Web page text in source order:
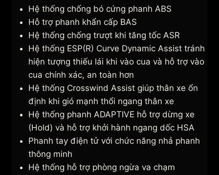
Hệ thống chống bó cứng phanh ABS
Hỗ trợ phanh khẩn cấp BAS
Hệ thống chống trượt khi tăng tốc ASR
Hệ thống ESP(R) Curve Dynamic Assist tránh
hiện tượng thiếu lái khi vào cua và hỗ trợ vào
cua chính xác, an toàn hơn
Hệ thống Crosswind Assist giúp thân xe ổn
định khi gió mạnh thổi ngang thân xe
Hệ thống phanh ADAPTIVE hỗ trợ dừng xe
(Hold) và hỗ trợ khởi hành ngang dốc HSA
Phanh tay điện tử với chức năng nhả phanh
thông minh
Hệ thống hỗ trợ phòng ngừa va chạm